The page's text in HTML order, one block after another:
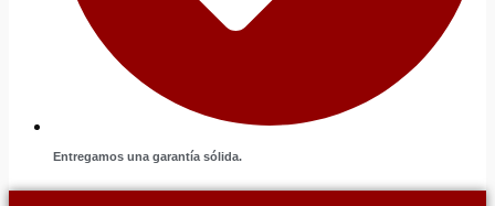
Entregamos una garantía sólida.